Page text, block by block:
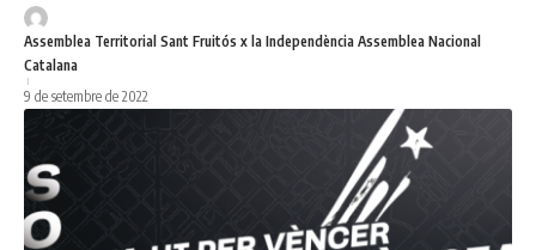
Assemblea Territorial Sant Fruitós x la Independència Assemblea Nacional
Catalana
9 de setembre de 2022